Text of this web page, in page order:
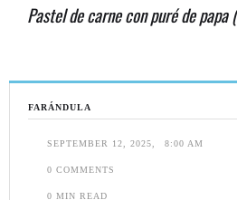
FARÁNDULA
SEPTEMBER 12, 2025 8:00 AM
0 COMMENTS
0 MIN READ
Pastel de carne con puré de papa